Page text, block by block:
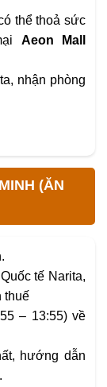
thể thoả sức
Aeon Mall
nhận phòng
(ĂN
tế Narita,
thuế
– 13:55) về
hướng dẫn